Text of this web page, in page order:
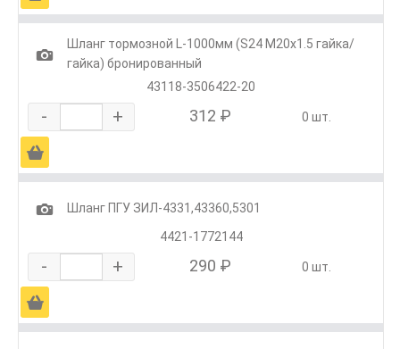
1
Шланг тормозной L-1000мм (S24 M20x1.5 гайка/
гайка) бронированный
43118-3506422-20
- + 312 ₽ 0 шт.
Ä
1
Шланг ПГУ ЗИЛ-4331,43360,5301
4421-1772144
- + 290 ₽ 0 шт.
Ä